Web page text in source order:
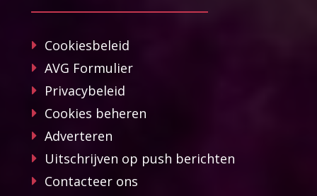
Cookiesbeleid
AVG Formulier
Privacybeleid
Cookies beheren
Adverteren
Uitschrijven op push berichten
Contacteer ons